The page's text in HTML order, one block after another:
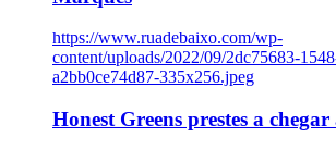
https://www.ruadebaixo.com/wp-
content/uploads/2022/09/2dc75683-
a2bb0ce74d87-335x256.jpeg
Honest Greens prestes a